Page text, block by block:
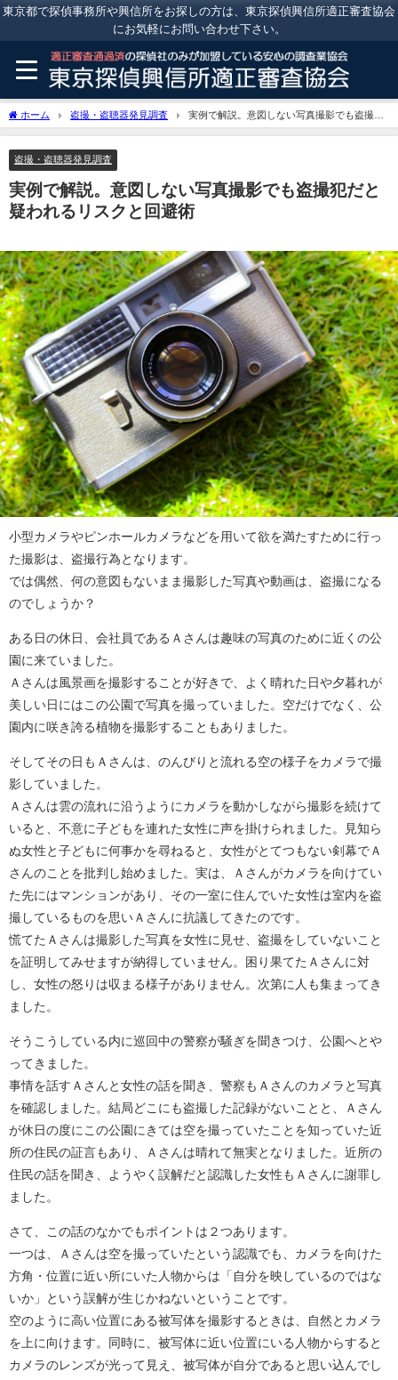
東京都で探偵事務所や興信所をお探しの方は、東京探偵興信所適正審査協会
にお気軽にお問い合わせ下さい。
ホーム 盗撮・盗聴器発見調査
実例で解説。意図しない写真撮影でも盗撮犯
だと疑われるリスクと回避術
盗撮・盗聴器発見調査
実例で解説。意図しない写真撮影でも盗撮犯だと
疑われるリスクと回避術
小型カメラやピンホールカメラなどを用いて欲を満たすために行っ
た撮影は、盗撮行為となります。
では偶然、何の意図もないまま撮影した写真や動画は、盗撮になる
のでしょうか？
ある日の休日、会社員であるＡさんは趣味の写真のために近くの公
園に来ていました。
Ａさんは風景画を撮影することが好きで、よく晴れた日や夕暮れが
美しい日にはこの公園で写真を撮っていました。空だけでなく、公
園内に咲き誇る植物を撮影することもありました。
そしてその日もＡさんは、のんびりと流れる空の様子をカメラで撮
影していました。
Ａさんは雲の流れに沿うようにカメラを動かしながら撮影を続けて
いると、不意に子どもを連れた女性に声を掛けられました。見知ら
ぬ女性と子どもに何事かを尋ねると、女性がとてつもない剣幕でＡ
さんのことを批判し始めました。実は、Ａさんがカメラを向けてい
た先にはマンションがあり、その一室に住んでいた女性は室内を盗
撮しているものを思いＡさんに抗議してきたのです。
慌てたＡさんは撮影した写真を女性に見せ、盗撮をしていないこと
を証明してみせますが納得していません。困り果てたＡさんに対
し、女性の怒りは収まる様子がありません。次第に人も集まってき
ました。
そうこうしている内に巡回中の警察が騒ぎを聞きつけ、公園へとや
ってきました。
事情を話すＡさんと女性の話を聞き、警察もＡさんのカメラと写真
を確認しました。結局どこにも盗撮した記録がないことと、Ａさん
が休日の度にこの公園にきては空を撮っていたことを知っていた近
所の住民の証言もあり、Ａさんは晴れて無実となりました。近所の
住民の話を聞き、ようやく誤解だと認識した女性もＡさんに謝罪し
ました。
さて、この話のなかでもポイントは２つあります。
一つは、Ａさんは空を撮っていたという認識でも、カメラを向けた
方角・位置に近い所にいた人物からは「自分を映しているのではな
いか」という誤解が生じかねないということです。
空のように高い位置にある被写体を撮影するときは、自然とカメラ
を上に向けます。同時に、被写体に近い位置にいる人物からすると
カメラのレンズが光って見え、被写体が自分であると思い込んでし